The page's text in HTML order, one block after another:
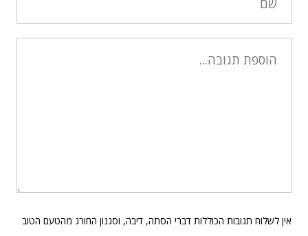
אין לשלוח תגובות הכוללות דברי הסתה, דיבה, וסגנון החורג מהטעם הטוב